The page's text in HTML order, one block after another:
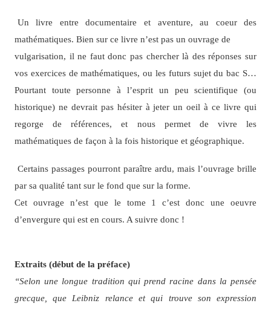
Un livre entre documentaire et aventure, au coeur des
mathématiques. Bien sur ce livre n’est pas un ouvrage de
vulgarisation, il ne faut donc pas chercher là des réponses sur
vos exercices de mathématiques, ou les futurs sujet du bac S…
Pourtant toute personne à l’esprit un peu scientifique (ou
historique) ne devrait pas hésiter à jeter un oeil à ce livre qui
regorge de références, et nous permet de vivre les
mathématiques de façon à la fois historique et géographique.
Certains passages pourront paraître ardu, mais l’ouvrage brille
par sa qualité tant sur le fond que sur la forme.
Cet ouvrage n’est que le tome 1 c’est donc une oeuvre
d’envergure qui est en cours. A suivre donc !
Extraits (début de la préface)
“Selon une longue tradition qui prend racine dans la pensée
grecque, que Leibniz relance et qui trouve son expression